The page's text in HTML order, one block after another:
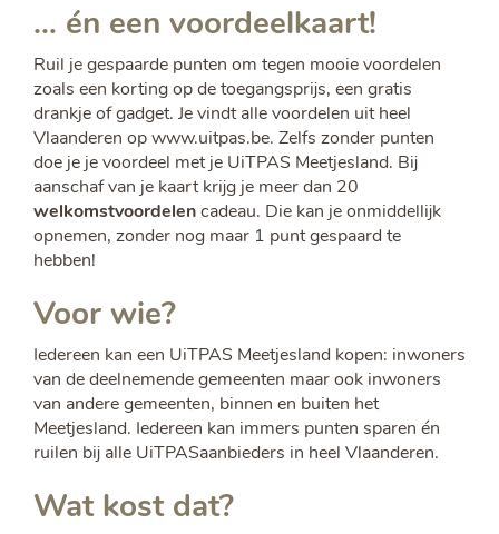
… én een voordeelkaart!
Ruil je gespaarde punten om tegen mooie voordelen
zoals een korting op de toegangsprijs, een gratis
drankje of gadget. Je vindt alle voordelen uit heel
Vlaanderen op www.uitpas.be. Zelfs zonder punten
doe je je voordeel met je UiTPAS Meetjesland. Bij
aanschaf van je kaart krijg je meer dan 20
welkomstvoordelencadeau. Die kan je onmiddellijk
opnemen, zonder nog maar 1 punt gespaard te
hebben!
Voor wie?
Iedereen kan een UiTPAS Meetjesland kopen: inwoners
van de deelnemende gemeenten maar ook inwoners
van andere gemeenten, binnen en buiten het
Meetjesland. Iedereen kan immers punten sparen én
ruilen bij alle UiTPASaanbieders in heel Vlaanderen.
Wat kost dat?